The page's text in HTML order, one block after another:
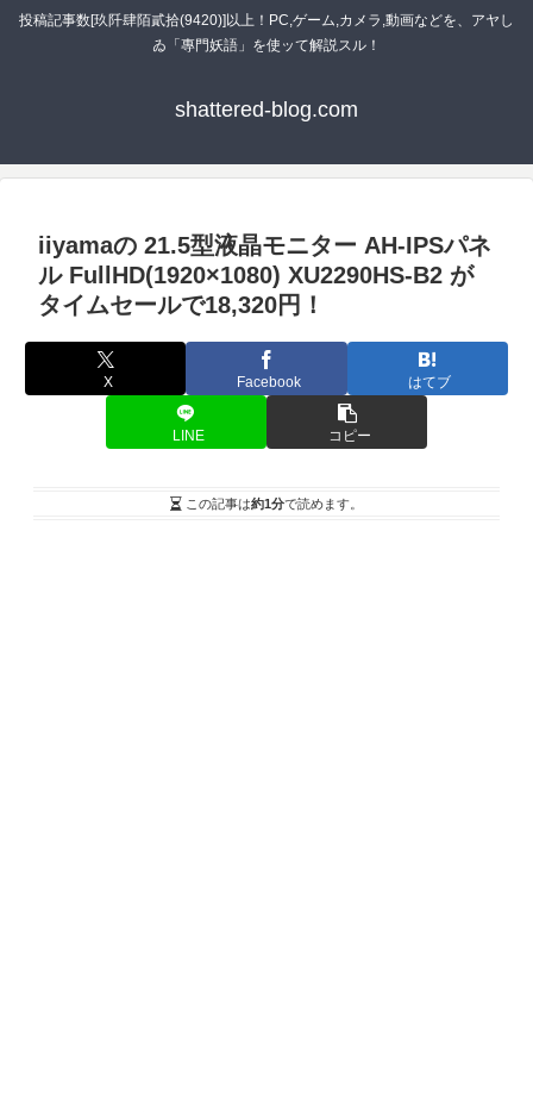
投稿記事数[玖阡肆陌貳拾(9420)]以上！PC,ゲーム,カメラ,動画などを、アヤし
ゐ「專門妖語」を使ッて解説スル！
shattered-blog.com
iiyamaの 21.5型液晶モニター AH-IPSパネ
ル FullHD(1920×1080) XU2290HS-B2 が
タイムセールで18,320円！
X Facebook はてブ
LINE コピー
この記事は約1分で読めます。